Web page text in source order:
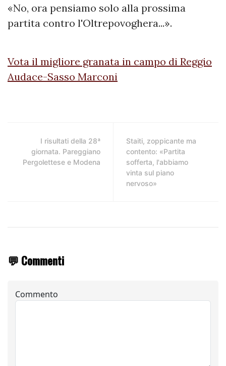
«No, ora pensiamo solo alla prossima
partita contro l'Oltrepovoghera...».
Vota il migliore granata in campo di Reggio
Audace-Sasso Marconi
I risultati della 28ª
giornata. Pareggiano
Pergolettese e Modena
Staiti, zoppicante ma
contento: «Partita
sofferta, l'abbiamo
vinta sul piano
nervoso»
💬 Commenti